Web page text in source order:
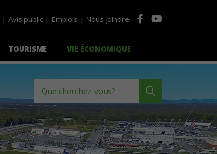
Avis public Emplois Nous joindre
TOURISME VIE ÉCONOMIQUE
Que cherchez-vous?